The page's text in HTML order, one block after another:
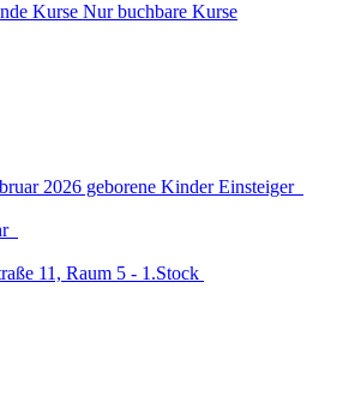
Kurse Nur buchbare Kurse
2026 geborene Kinder Einsteiger
11, Raum 5 - 1.Stock